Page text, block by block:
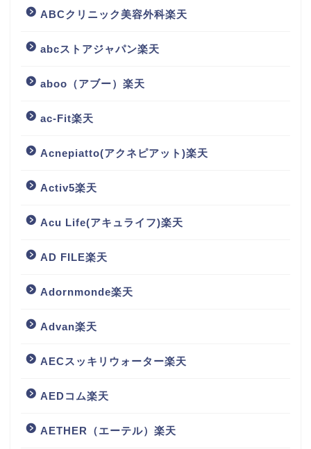
ABCクリニック美容外科楽天
abcストアジャパン楽天
aboo（アブー）楽天
ac-Fit楽天
Acnepiatto(アクネピアット)楽天
Activ5楽天
Acu Life(アキュライフ)楽天
AD FILE楽天
Adornmonde楽天
Advan楽天
AECスッキリウォーター楽天
AEDコム楽天
AETHER（エーテル）楽天